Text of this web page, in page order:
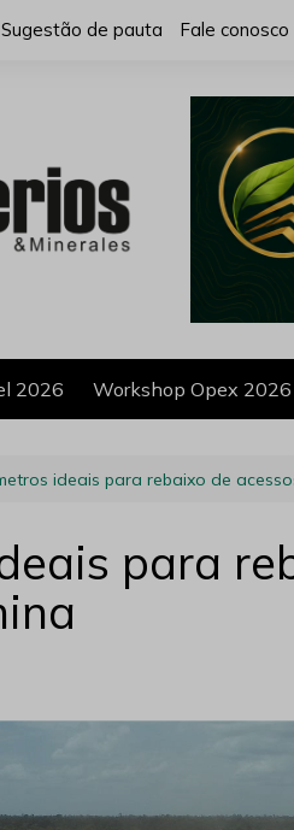
Sugestão de pauta Fale conosco
2026 Workshop Opex 2026
ideais para rebaixo de
para